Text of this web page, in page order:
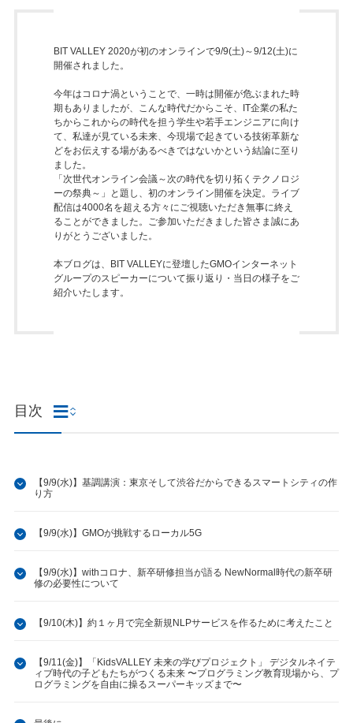
BIT VALLEY 2020が初のオンラインで9/9(土)～9/12(土)に
開催されました。
今年はコロナ渦ということで、一時は開催が危ぶまれた時
期もありましたが、こんな時代だからこそ、IT企業の私た
ちからこれからの時代を担う学生や若手エンジニアに向け
て、私達が見ている未来、今現場で起きている技術革新な
どをお伝えする場があるべきではないかという結論に至り
ました。
「次世代オンライン会議～次の時代を切り拓くテクノロジ
ーの祭典～」と題し、初のオンライン開催を決定。ライブ
配信は4000名を超える方々にご視聴いただき無事に終え
ることができました。ご参加いただきました皆さま誠にあ
りがとうございました。
本ブログは、BIT VALLEYに登壇したGMOインターネット
グループのスピーカーについて振り返り・当日の様子をご
紹介いたします。
目次
【9/9(水)】基調講演：東京そして渋谷だからできるスマートシティの作
り方
【9/9(水)】GMOが挑戦するローカル5G
【9/9(水)】withコロナ、新卒研修担当が語る NewNormal時代の新卒研
修の必要性について
【9/10(木)】約１ヶ月で完全新規NLPサービスを作るために考えたこと
【9/11(金)】「KidsVALLEY 未来の学びプロジェクト」 デジタルネイテ
ィブ時代の子どもたちがつくる未来 〜プログラミング教育現場から、プ
ログラミングを自由に操るスーパーキッズまで〜